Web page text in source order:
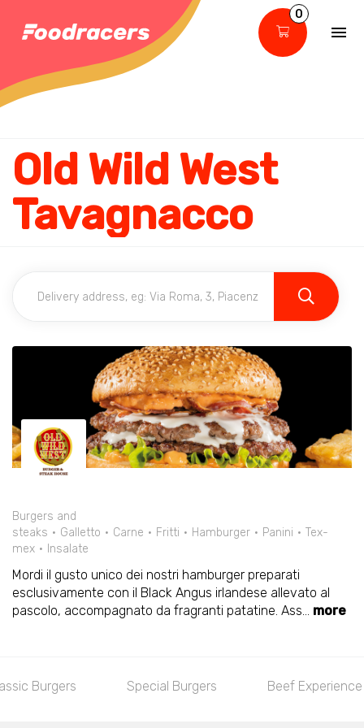
0
Old Wild West
Tavagnacco
Burgers and
steaks
Galletto Carne Fritti Hamburger Panini
Tex-
mex
Insalate
Mordi il gusto unico dei nostri hamburger preparati
esclusivamente con il Black Angus irlandese allevato al
pascolo, accompagnato da fragranti patatine. Ass... more
Burgers Special Burgers Beef Experience